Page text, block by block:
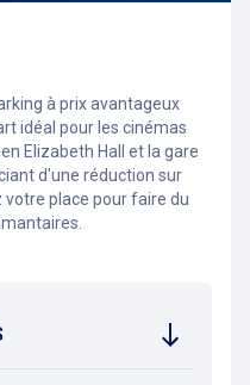
à prix avantageux
idéal pour les cinémas
Elizabeth Hall et la gare
d'une réduction sur
place pour faire du